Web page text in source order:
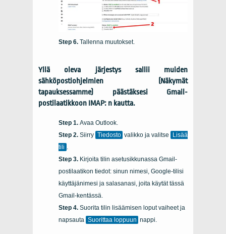
Tallenna muutokset.
Yllä oleva järjestys sallii muiden
sähköpostiohjelmien (Näkymät
tapauksessamme) päästäksesi Gmail-
postilaatikkoon IMAP: n kautta.
Avaa Outlook.
Siirry Tiedosto valikko ja valitse
Lisää
tili .
Kirjoita tilin asetusikkunassa Gmail-
postilaatikon tiedot: sinun nimesi, Google-tilisi
käyttäjänimesi ja salasanasi, joita käytät tässä
Gmail-kentässä.
Suorita tilin lisäämisen loput vaiheet ja
napsauta Suorittaa loppuun nappi.